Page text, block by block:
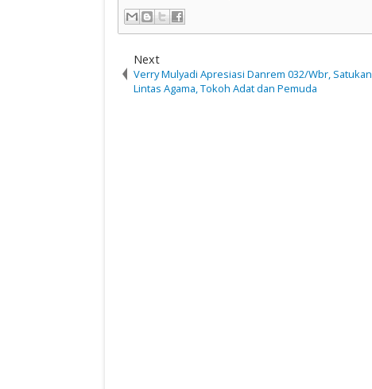
Next
Verry Mulyadi Apresiasi Danrem 032/Wbr, Satukan
Lintas Agama, Tokoh Adat dan Pemuda